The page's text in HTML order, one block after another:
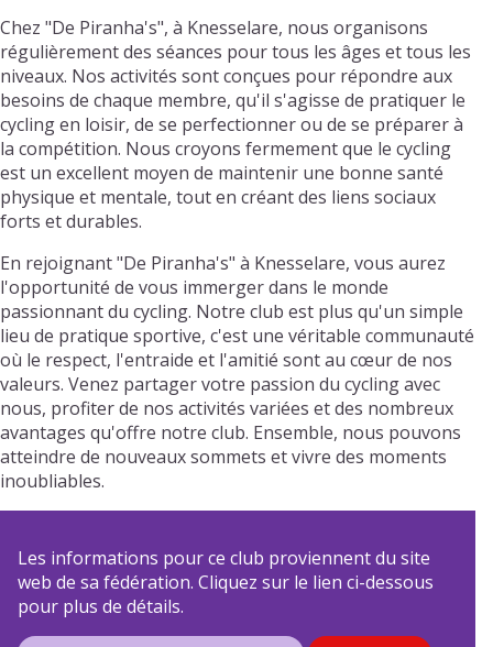
Chez "De Piranha's", à Knesselare, nous organisons
régulièrement des séances pour tous les âges et tous les
niveaux. Nos activités sont conçues pour répondre aux
besoins de chaque membre, qu'il s'agisse de pratiquer le
cycling en loisir, de se perfectionner ou de se préparer à
la compétition. Nous croyons fermement que le cycling
est un excellent moyen de maintenir une bonne santé
physique et mentale, tout en créant des liens sociaux
forts et durables.
En rejoignant "De Piranha's" à Knesselare, vous aurez
l'opportunité de vous immerger dans le monde
passionnant du cycling. Notre club est plus qu'un simple
lieu de pratique sportive, c'est une véritable communauté
où le respect, l'entraide et l'amitié sont au cœur de nos
valeurs. Venez partager votre passion du cycling avec
nous, profiter de nos activités variées et des nombreux
avantages qu'offre notre club. Ensemble, nous pouvons
atteindre de nouveaux sommets et vivre des moments
inoubliables.
Les informations pour ce club proviennent du site
web de sa fédération. Cliquez sur le lien ci-dessous
pour plus de détails.